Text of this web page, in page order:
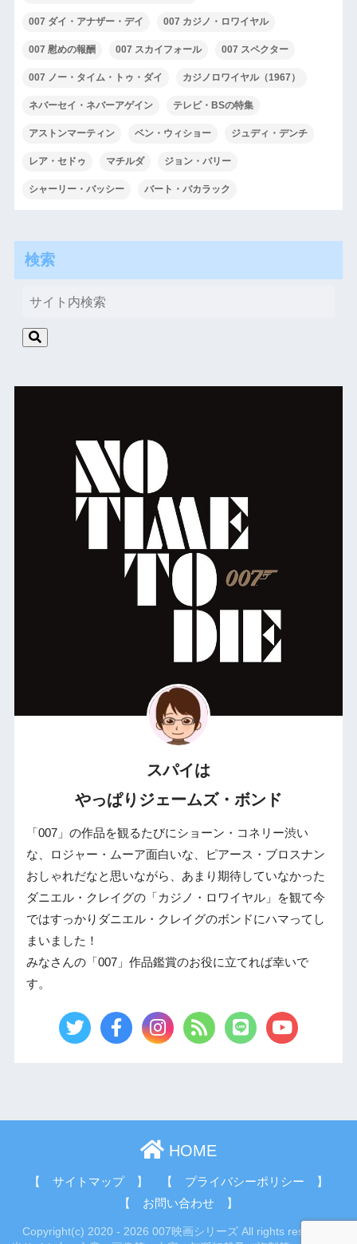
007 ダイ・アナザー・デイ 007 カジノ・ロワイヤル
007 慰めの報酬 007 スカイフォール 007 スペクター
007 ノー・タイム・トゥ・ダイ カジノロワイヤル（1967）
ネバーセイ・ネバーアゲイン テレビ・BSの特集
アストンマーティン ベン・ウィショー ジュディ・デンチ
レア・セドゥ マチルダ ジョン・バリー
シャーリー・バッシー バート・バカラック
検索
スパイは
やっぱりジェームズ・ボンド
「007」の作品を観るたびにショーン・コネリー渋い
な、ロジャー・ムーア面白いな、ピアース・ブロスナン
おしゃれだなと思いながら、あまり期待していなかった
ダニエル・クレイグの「カジノ・ロワイヤル」を観て今
ではすっかりダニエル・クレイグのボンドにハマってし
まいました！
みなさんの「007」作品鑑賞のお役に立てれば幸いで
す。
HOME
【 サイトマップ 】
【 プライバシーポリシー 】
【 お問い合わせ 】
Copyright(c) 2020 - 2026 007映画シリーズ All rights reserved.